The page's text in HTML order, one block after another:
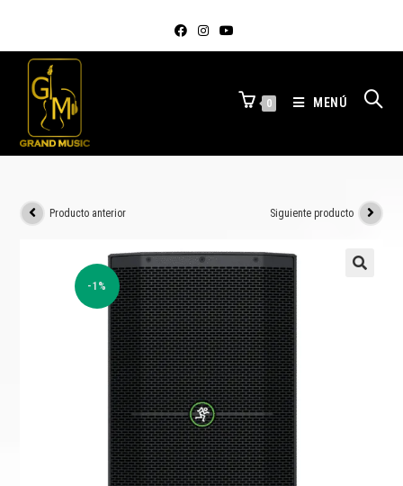
0 MENÚ
-1%
Producto anterior Siguiente producto